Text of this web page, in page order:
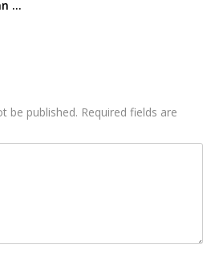
di
be published. Required fields are